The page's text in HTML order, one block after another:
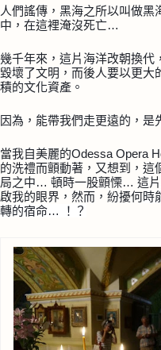
人們謠傳，黑海之所以叫做
中，在這裡淹沒死亡…
幾千年來，這片海洋改朝換代
毀壞了文明，而後人要以更大
積的文化資產。
因為，能帶我們走更遠的，是
當我自美麗的Odessa Opera
的洗禮而顫動著，又想到，這
局之中… 頓時一股顫慄… 這
啟我的眼界，然而，紛擾何時
轉的宿命… ！？